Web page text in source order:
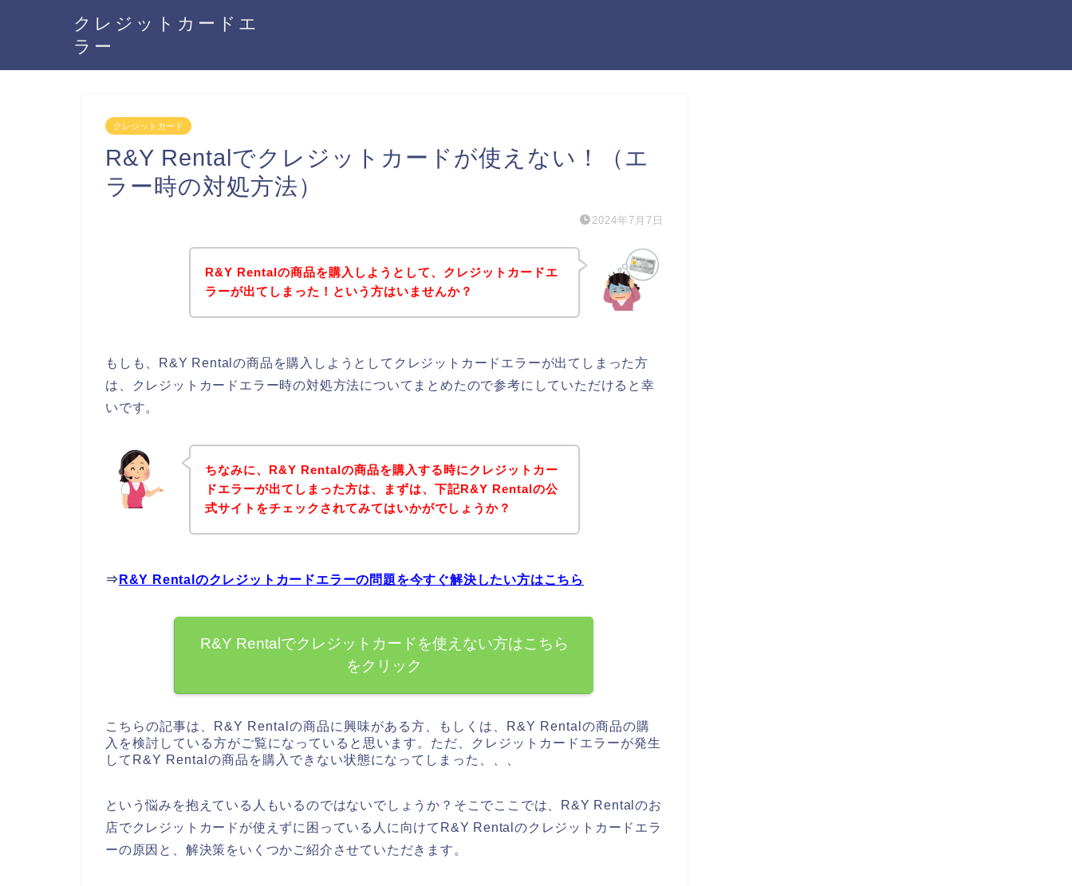
クレジットカードエ
ラー
クレジットカード
R&Y Rentalでクレジットカードが使えない！（エ
ラー時の対処方法）
2024年7月7日
R&Y Rentalの商品を購入しようとして、クレジットカードエ
ラーが出てしまった！という方はいませんか？
もしも、R&Y Rentalの商品を購入しようとしてクレジットカードエラーが出てしまった方
は、クレジットカードエラー時の対処方法についてまとめたので参考にしていただけると幸
いです。
ちなみに、R&Y Rentalの商品を購入する時にクレジットカー
ドエラーが出てしまった方は、まずは、下記R&Y Rentalの公
式サイトをチェックされてみてはいかがでしょうか？
⇒ R&Y Rentalのクレジットカードエラーの問題を今すぐ解決したい方はこちら
R&Y Rentalでクレジットカードを使えない方はこちら
をクリック
こちらの記事は、R&Y Rentalの商品に興味がある方、もしくは、R&Y Rentalの商品の購
入を検討している方がご覧になっていると思います。ただ、クレジットカードエラーが発生
してR&Y Rentalの商品を購入できない状態になってしまった、、、
という悩みを抱えている人もいるのではないでしょうか？そこでここでは、R&Y Rentalのお
店でクレジットカードが使えずに困っている人に向けてR&Y Rentalのクレジットカードエラ
ーの原因と、解決策をいくつかご紹介させていただきます。